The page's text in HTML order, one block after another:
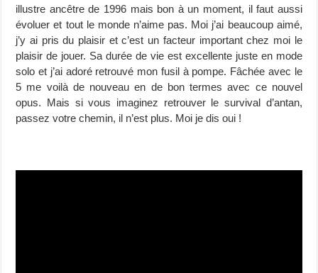
illustre ancêtre de 1996 mais bon à un moment, il faut aussi
évoluer et tout le monde n’aime pas. Moi j’ai beaucoup aimé,
j’y ai pris du plaisir et c’est un facteur important chez moi le
plaisir de jouer. Sa durée de vie est excellente juste en mode
solo et j’ai adoré retrouvé mon fusil à pompe. Fâchée avec le
5 me voilà de nouveau en de bon termes avec ce nouvel
opus. Mais si vous imaginez retrouver le survival d’antan,
passez votre chemin, il n’est plus. Moi je dis oui !